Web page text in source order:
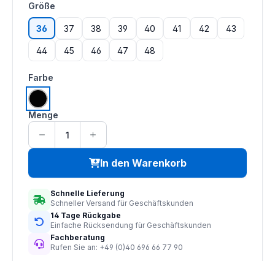
Größe
36 37 38 39 40 41 42 43
44 45 46 47 48
Farbe
schwarz
Menge
In den Warenkorb
Schnelle Lieferung
Schneller Versand für Geschäftskunden
14 Tage Rückgabe
Einfache Rücksendung für Geschäftskunden
Fachberatung
Rufen Sie an: +49 (0)40 696 66 77 90